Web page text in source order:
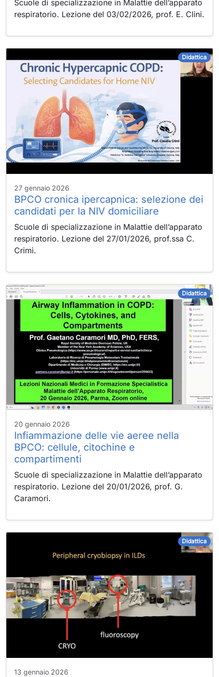
Scuole di specializzazione in Malattie dell’apparato
respiratorio. Lezione del 03/02/2026, prof. E. Clini.
Didattica
27 gennaio 2026
BPCO cronica ipercapnica: selezione dei
candidati per la NIV domiciliare
Scuole di specializzazione in Malattie dell’apparato
respiratorio. Lezione del 27/01/2026, prof.ssa C.
Crimi.
Didattica
20 gennaio 2026
Infiammazione delle vie aeree nella
BPCO: cellule, citochine e
compartimenti
Scuole di specializzazione in Malattie dell’apparato
respiratorio. Lezione del 20/01/2026, prof. G.
Caramori.
Didattica
13 gennaio 2026
sito di fornire
personalizzazioni
Possono essere
impostati da noi
o da provider di
servizi sono stati
aggiunti alle
nostre pagine.
Se accetti questi
cookie, eviterai
che alcuni o tutti
questi servizi
addirittura non
apparire.